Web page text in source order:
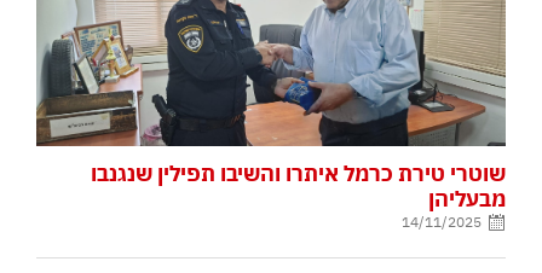
שוטרי טירת כרמל איתרו והשיבו תפילין שנגנבו
מבעליהן
14/11/2025